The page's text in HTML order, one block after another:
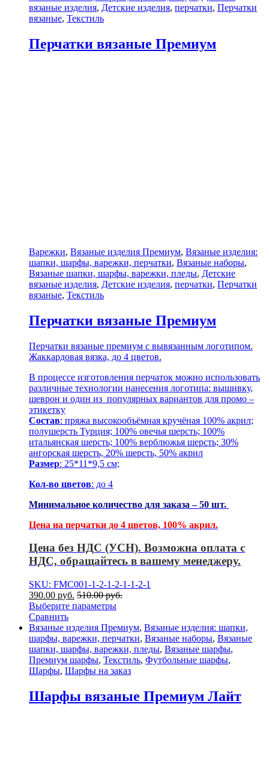
вязаные изделия, Детские изделия, перчатки, Перчатки
вязаные, Текстиль
Перчатки вязаные Премиум
Варежки, Вязаные изделия Премиум, Вязаные изделия:
шапки, шарфы, варежки, перчатки, Вязаные наборы,
Вязаные шапки, шарфы, варежки, пледы, Детские
вязаные изделия, Детские изделия, перчатки, Перчатки
вязаные, Текстиль
Перчатки вязаные Премиум
Перчатки вязаные премиум с вывязанным логотипом.
Жаккардовая вязка, до 4 цветов.
В процессе изготовления перчаток можно использовать
различные технологии нанесения логотипа: вышивку,
шеврон и один из популярных вариантов для промо –
этикетку
Состав: пряжа высокообъёмная кручёная 100% акрил;
полушерсть Турция; 100% овечья шерсть; 100%
итальянская шерсть; 100% верблюжья шерсть; 30%
ангорская шерсть, 20% шерсть, 50% акрил
Размер: 25*11*9,5 см;
Кол-во цветов: до 4
Минимальное количество для заказа – 50 шт.
Цена на перчатки до 4 цветов, 100% акрил.
Цена без НДС (УСН). Возможна оплата с
НДС, обращайтесь в вашему менеджеру.
SKU: FMC001-1-2-1-2-1-1-2-1
390.00 руб. 510.00руб.
Выберите параметры
Сравнить
Вязаные изделия Премиум, Вязаные изделия: шапки,
шарфы, варежки, перчатки, Вязаные наборы, Вязаные
шапки, шарфы, варежки, пледы, Вязаные шарфы,
Премиум шарфы, Текстиль, Футбольные шарфы,
Шарфы, Шарфы на заказ
Шарфы вязаные Премиум Лайт